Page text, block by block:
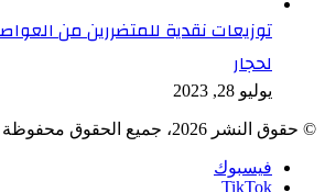
توزيعات نقدية للمتضررين من
لحجار
يوليو 28, 2023
© حقوق النشر 2026، جميع الحقوق محفوظة
فيسبوك
TikTok